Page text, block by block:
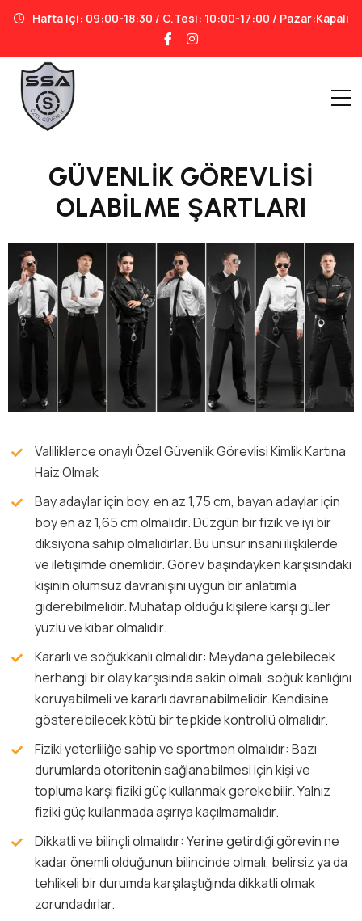
Hafta Içi: 09:00-18:30 / C.tesi: 10:00-17:00 / Pazar:Kapalı
GÜVENLİK GÖREVLİSİ
OLABİLME ŞARTLARI
Valiliklerce onaylı Özel Güvenlik Görevlisi Kimlik Kartına
Haiz Olmak
Bay adaylar için boy, en az 1,75 cm, bayan adaylar için
boy en az 1,65 cm olmalıdır. Düzgün bir fizik ve iyi bir
diksiyona sahip olmalıdırlar. Bu unsur insani ilişkilerde
ve iletişimde önemlidir. Görev başındayken karşısındaki
kişinin olumsuz davranışını uygun bir anlatımla
giderebilmelidir. Muhatap olduğu kişilere karşı güler
yüzlü ve kibar olmalıdır.
Kararlı ve soğukkanlı olmalıdır: Meydana gelebilecek
herhangi bir olay karşısında sakin olmalı, soğuk kanlığını
koruyabilmeli ve kararlı davranabilmelidir. Kendisine
gösterebilecek kötü bir tepkide kontrollü olmalıdır.
Fiziki yeterliliğe sahip ve sportmen olmalıdır: Bazı
durumlarda otoritenin sağlanabilmesi için kişi ve
topluma karşı fiziki güç kullanmak gerekebilir. Yalnız
fiziki güç kullanmada aşırıya kaçılmamalıdır.
Dikkatli ve bilinçli olmalıdır: Yerine getirdiği görevin ne
kadar önemli olduğunun bilincinde olmalı, belirsiz ya da
tehlikeli bir durumda karşılaştığında dikkatli olmak
zorundadırlar.